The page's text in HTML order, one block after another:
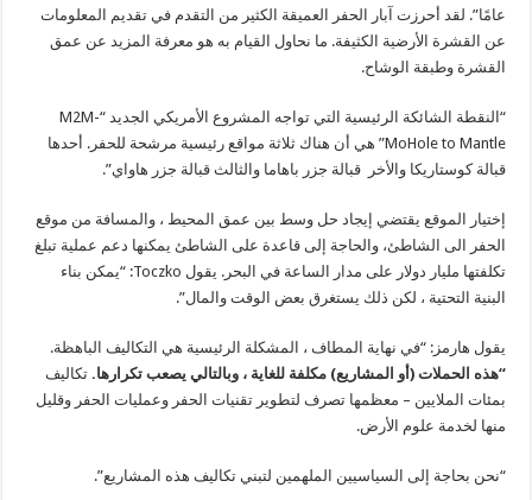
عامًا”. لقد أحرزت آبار الحفر العميقة الكثير من التقدم في تقديم المعلومات
عن القشرة الأرضية الكثيفة. ما نحاول القيام به هو معرفة المزيد عن عمق
القشرة وطبقة الوشاح.
“النقطة الشائكة الرئيسية التي تواجه المشروع الأمريكي الجديد “M2M-
MoHole to Mantle” هي أن هناك ثلاثة مواقع رئيسية مرشحة للحفر. أحدها
قبالة كوستاريكا والأخر قبالة جزر باهاما والثالث قبالة جزر هاواي”.
إختيار الموقع يقتضي إيجاد حل وسط بين عمق المحيط ، والمسافة من موقع
الحفر الى الشاطئ، والحاجة إلى قاعدة على الشاطئ يمكنها دعم عملية تبلغ
تكلفتها مليار دولار على مدار الساعة في البحر. يقول Toczko: “يمكن بناء
البنية التحتية ، لكن ذلك يستغرق بعض الوقت والمال”.
يقول هارمز: “في نهاية المطاف ، المشكلة الرئيسية هي التكاليف الباهظة.
“هذه الحملات (أو المشاريع) مكلفة للغاية ، وبالتالي يصعب تكرارها. تكاليف
بمئات الملايين – معظمها تصرف لتطوير تقنيات الحفر وعمليات الحفر وقليل
منها لخدمة علوم الأرض.
“نحن بحاجة إلى السياسيين الملهمين لتبني تكاليف هذه المشاريع”.